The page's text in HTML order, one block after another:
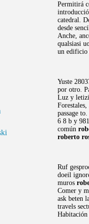
Permitirá
catedral.
desde
Anche,
qualsiasi
un edificio
Yuste
por otro.
Luz y
passage
6 8 b y
común
roberto
Ruf
doeil
muros
Comer y
ask beten
travels